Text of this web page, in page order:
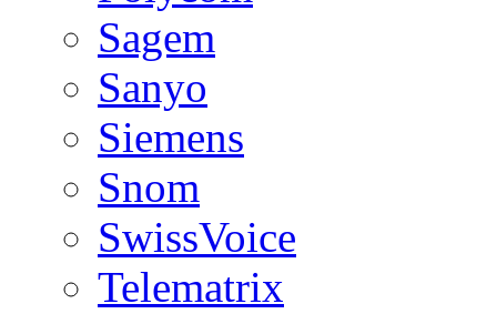
Sagem
Sanyo
Siemens
Snom
SwissVoice
Telematrix